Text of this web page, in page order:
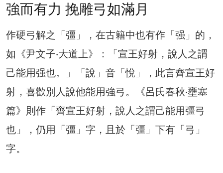
強而有力 挽雕弓如滿月
作硬弓解之「彊」，在古籍中也有作「强」的，
如《尹文子‧大道上》：「宣王好射，說人之謂
己能用强也。」「說」音「悅」，此言齊宣王好
射，喜歡別人說他能用強弓。《呂氏春秋‧壅塞
篇》則作「齊宣王好射，說人之謂己能用彊弓
也」，仍用「彊」字，且於「彊」下有「弓」
字。